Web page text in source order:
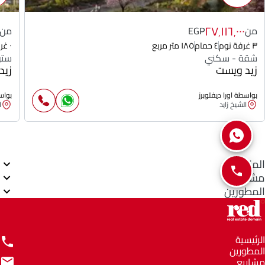
من٢٧٬١١٦٬٠٠٠EGP
٣ غرفة نوم ٤ حمام ١٨٥ متر مربع
شقة - سكني
زيد ويست
بواسطة اورا ديفلوبرز
الشيخ زايد
من
٠ غرفة نوم
المناطق
مشاريع
المطورين
الرئيسية
المطورين